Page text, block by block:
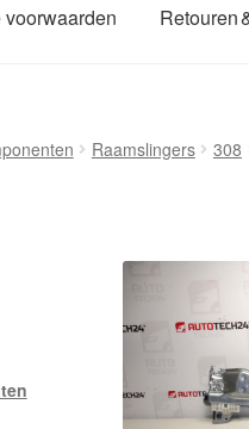
Retouren
Wereldwijde
Raamslingers 308